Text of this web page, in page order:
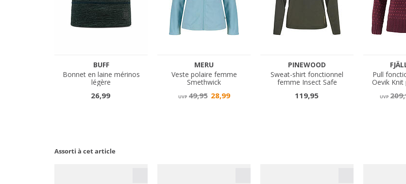
Assorti à cet article